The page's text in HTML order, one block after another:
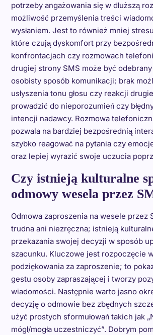
potrzeby angażowania się w dłuższą
możliwość przemyślenia treści
wysłaniem. Jest to również mniej
które czują dyskomfort przy
konfrontacjach czy rozmowach
drugiej strony SMS może być
osobisty sposób komunikacji; brak
usłyszenia tonu głosu czy reakcji
prowadzić do nieporozumień czy
intencji nadawcy. Rozmowa
pozwala na bardziej bezpośrednią
szybko reagować na pytania czy
oraz lepiej wyrazić swoje uczucia
Czy istnieją kulturalne
odmowy wesela przez
Odmowa zaproszenia na wesele przez
trudna ani niezręczna; istnieją
przekazania swojej decyzji w sposób
szacunku. Kluczowe jest rozpoczęcie
podziękowania za zaproszenie; to
gestu osoby zapraszającej i tworzy
wiadomości. Następnie warto jasno
decyzję o odmowie bez zbędnych
użyć prostych sformułowań takich jak
mógł/mogła uczestniczyć”. Dobrym